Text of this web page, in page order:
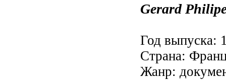
Gеrard
Год выпуска:
Страна:
Жанр: